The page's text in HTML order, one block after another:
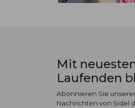
Mit
Laufenden
Abonnieren Sie
Nachrichten von Sidel